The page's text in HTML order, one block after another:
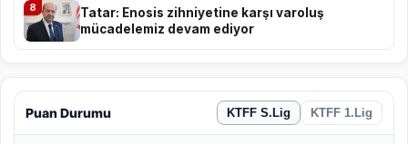
8
Tatar: Enosis zihniyetine karşı varoluş
mücadelemiz devam ediyor
Puan Durumu KTFF S.Lig KTFF 1.Lig